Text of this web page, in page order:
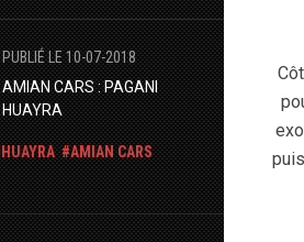
PUBLIÉ LE 10-07-2018
AMIAN CARS : PAGANI
HUAYRA
HUAYRA
AMIAN CARS